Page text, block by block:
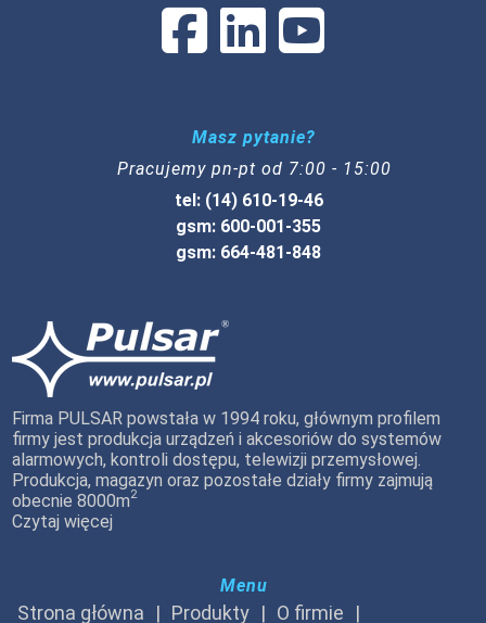
Masz pytanie?
Pracujemy pn-pt od 7:00 - 15:00
tel: (14) 610-19-46
gsm: 600-001-355
gsm: 664-481-848
Firma PULSAR powstała w 1994 roku, głównym profilem
firmy jest produkcja urządzeń i akcesoriów do systemów
alarmowych, kontroli dostępu, telewizji przemysłowej.
Produkcja, magazyn oraz pozostałe działy firmy zajmują
obecnie 8000m2
Czytaj więcej
Menu
Strona główna Produkty
O firmie